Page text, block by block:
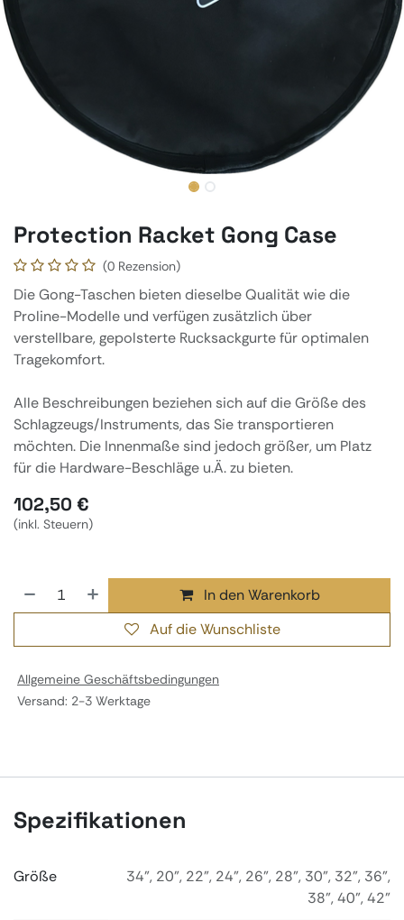
Protection Racket Gong Case
(0 Rezension)
Die Gong-Taschen bieten dieselbe Qualität wie die
Proline-Modelle und verfügen zusätzlich über
verstellbare, gepolsterte Rucksackgurte für optimalen
Tragekomfort.
Alle Beschreibungen beziehen sich auf die Größe des
Schlagzeugs/Instruments, das Sie transportieren
möchten. Die Innenmaße sind jedoch größer, um Platz
für die Hardware-Beschläge u.Ä. zu bieten.
102,50 €
(inkl. Steuern)
In den Warenkorb
Auf die Wunschliste
Allgemeine Geschäftsbedingungen
Versand: 2-3 Werktage
Spezifikationen
Größe 34", 20", 22", 24", 26", 28", 30", 32", 36",
38",40",42"